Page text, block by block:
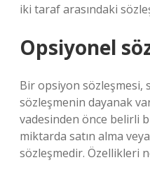
iki taraf arasındaki
Opsiyonel
Bir opsiyon sözleşmesi,
sözleşmenin dayanak
vadesinden önce belirli
miktarda satın alma
sözleşmedir. Özellikleri